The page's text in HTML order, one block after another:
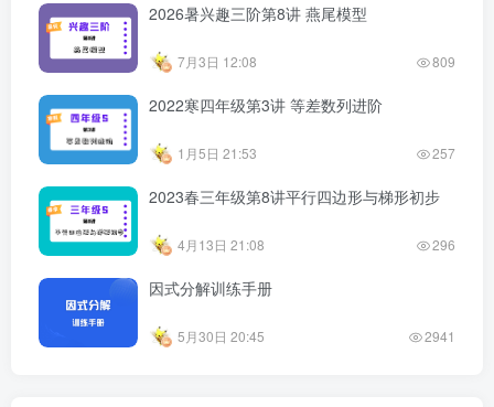
2026暑兴趣三阶第8讲 燕尾模型
7月3日 12:08 809
2022寒四年级第3讲 等差数列进阶
1月5日 21:53 257
2023春三年级第8讲平行四边形与梯形初步
4月13日 21:08 296
因式分解训练手册
5月30日 20:45 2941